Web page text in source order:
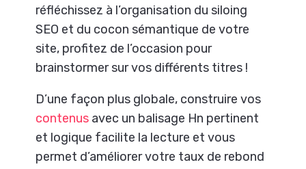
réfléchissez à l’organisation du siloing
SEO et du cocon sémantique de votre
site, profitez de l’occasion pour
brainstormer sur vos différents titres !
D’une façon plus globale, construire vos
contenus avec un balisage Hn pertinent
et logique facilite la lecture et vous
permet d’améliorer votre taux de rebond